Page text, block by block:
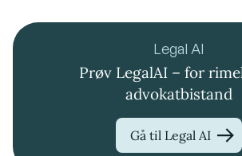
Legal AI
Prøv LegalAI – for
advokatbistand
Gå til Legal AI